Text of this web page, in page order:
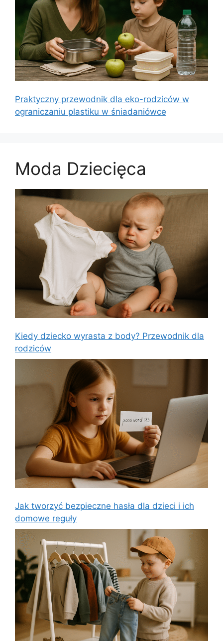
Praktyczny przewodnik dla eko-rodziców w
ograniczaniu plastiku w śniadaniówce
Moda Dziecięca
Kiedy dziecko wyrasta z body? Przewodnik dla
rodziców
Jak tworzyć bezpieczne hasła dla dzieci i ich
domowe reguły